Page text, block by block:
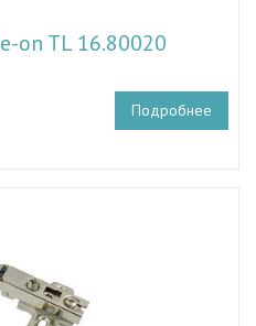
on TL 16.80020
Подробнее